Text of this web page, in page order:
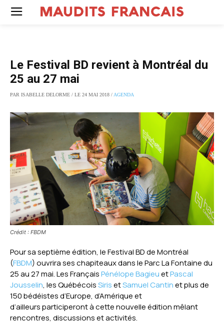
Le Festival BD revient à Montréal du
25 au 27 mai
PAR ISABELLE DELORME / LE 24 MAI 2018 /AGENDA
Crédit : FBDM
Pour sa septième édition, le Festival BD de Montréal
(FBDM) ouvrira ses chapiteaux dans le Parc La Fontaine du
25 au 27 mai. Les FrançaisPénélope BagieuetPascal
Jousselin, les QuébécoisSirisetSamuel Cantinet plus de
150 bédéistes d’Europe, d’Amérique et
d’ailleurs participeront à cette nouvelle édition mêlant
rencontres, discussions et activités.